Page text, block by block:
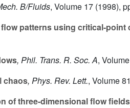
B/Fluids, Volume 17 (1998),
patterns using critical-point
, Phil. Trans. R. Soc. A,
chaos, Phys. Rev. Lett., Volume 81
of three-dimensional flow fields